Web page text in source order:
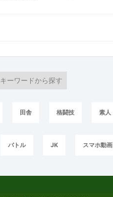
キーワードから探す
田舎 格闘技 素人
バトル JK スマホ動画